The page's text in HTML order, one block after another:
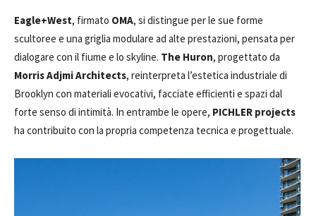
Eagle+West, firmato OMA, si distingue per le sue forme
scultoree e una griglia modulare ad alte prestazioni, pensata per
dialogare con il fiume e lo skyline. The Huron, progettato da
Morris Adjmi Architects, reinterpreta l’estetica industriale di
Brooklyn con materiali evocativi, facciate efficienti e spazi dal
forte senso di intimità. In entrambe le opere, PICHLER projects
ha contribuito con la propria competenza tecnica e progettuale.